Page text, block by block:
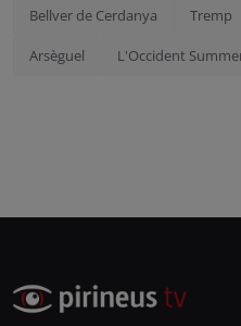
Bellver de Cerdanya Tremp
Arsèguel L'Occident